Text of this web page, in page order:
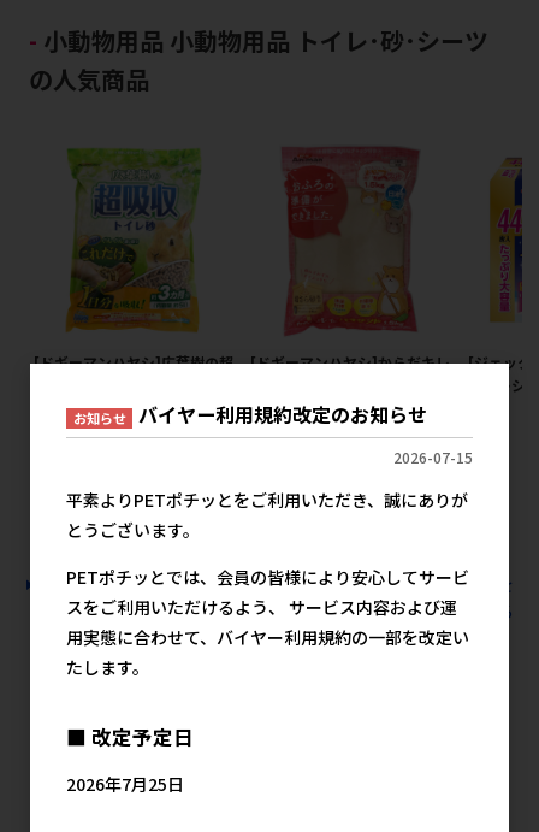
小動物用品 小動物用品 トイレ･砂･シーツ
の人気商品
[ドギーマンハヤシ]広葉樹の超
メーカー希望小売価格
1,067円
[ドギーマンハヤシ]からだキレ
メーカー希望小売価格
412円
[ジェック
トイレシ
すべての小動物用品 小動物用品 トイレ･砂･シーツの人気商品を
見る
ジェックスの人気商品
お知らせ バイヤー利用規約改定のお知らせ
2026-07-15
平素よりPETポチッとをご利用いただき、誠にありが
とうございます。
PETポチッとでは、会員の皆様により安心してサービ
スをご利用いただけるよう、 サービス内容および運
用実態に合わせて、バイヤー利用規約の一部を改定い
たします。
■ 改定予定日
2026年7月25日